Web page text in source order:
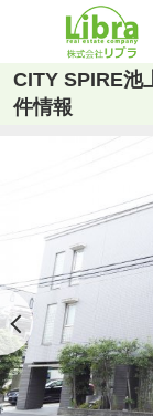
CITY SPIRE池
件情報